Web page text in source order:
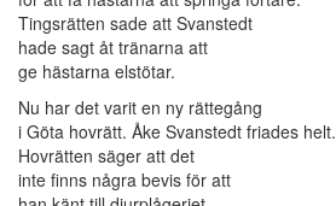
Tingsrätten sade att Svanstedt
hade sagt åt tränarna att
ge hästarna elstötar.
Nu har det varit en ny rättegång
i Göta hovrätt. Åke Svanstedt friades helt.
Hovrätten säger att det
inte finns några bevis för att